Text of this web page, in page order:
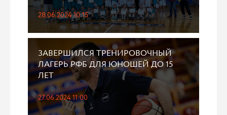
28.06.2024 10:15
ЗАВЕРШИЛСЯ ТРЕНИРОВОЧНЫЙ
ЛАГЕРЬ РФБ ДЛЯ ЮНОШЕЙ ДО 15
ЛЕТ
27.06.2024 11:00